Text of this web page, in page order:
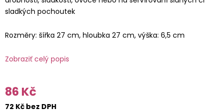
sladkých pochoutek
Rozměry: šířka 27 cm, hloubka 27 cm, výška: 6,5 cm
Zobraziť celý popis
86 Kč
72 Kč bez DPH